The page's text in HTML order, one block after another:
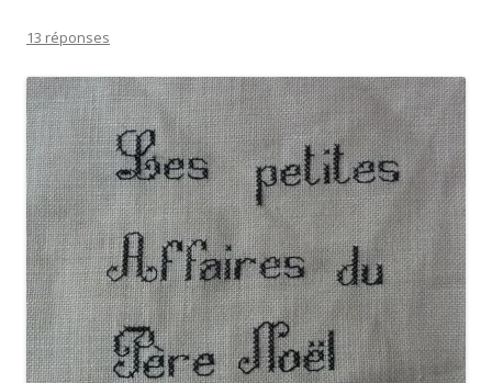
13 réponses